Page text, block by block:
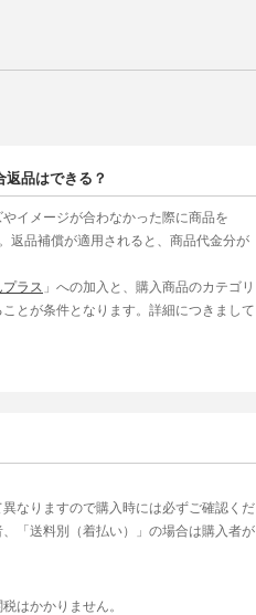
品はできる？
イメージが合わなかった際に商品を
返品補償が適用されると、商品代金分が
ラス 」への加入と、購入商品のカテゴリ
とが条件となります。詳細につきまして
なりますので購入時には必ずご確認くだ
「送料別（着払い）」の場合は購入者が
はかかりません。